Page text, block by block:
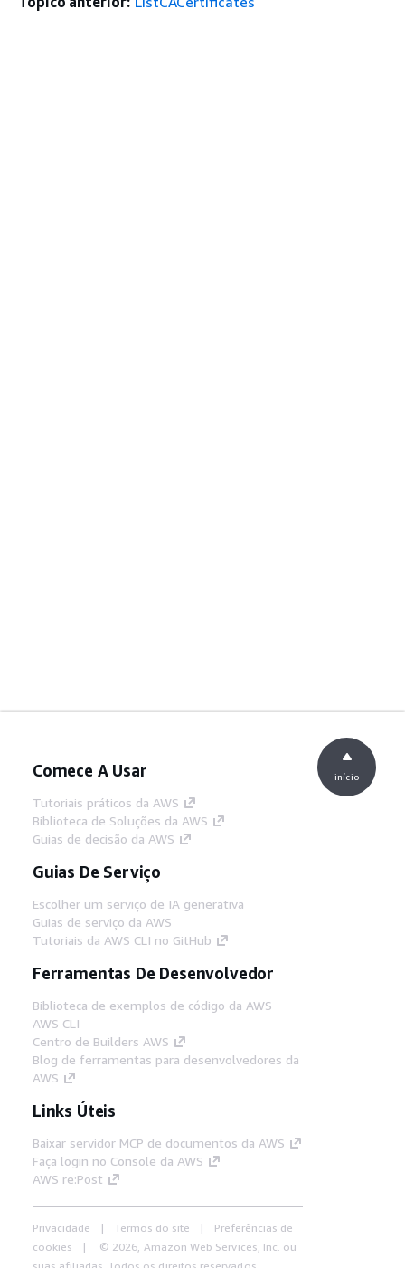
Comece A Usar
Tutoriais práticos da AWS
Biblioteca de Soluções da AWS
Guias de decisão da AWS
Guias De Serviço
Escolher um serviço de IA generativa
Guias de serviço da AWS
Tutoriais da AWS CLI no GitHub
Ferramentas De Desenvolvedor
Biblioteca de exemplos de código da AWS
AWS CLI
Centro de Builders AWS
Blog de ferramentas para desenvolvedores da
AWS
Links Úteis
Baixar servidor MCP de documentos da AWS
Faça login no Console da AWS
AWS re:Post
Privacidade Termos do site
Preferências de
cookies
© 2026, Amazon Web Services, Inc. ou
suas afiliadas. Todos os direitos reservados.
início